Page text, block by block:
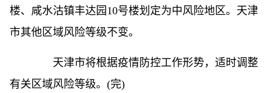
楼、咸水沽镇丰达园10号楼划定为中风险地区。天津
市其他区域风险等级不变。
天津市将根据疫情防控工作形势，适时调整
有关区域风险等级。(完)